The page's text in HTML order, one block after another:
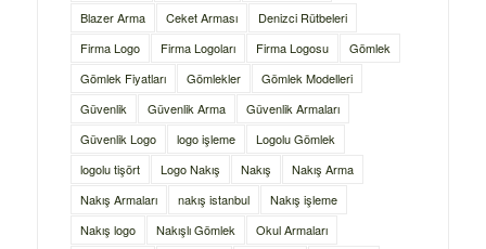
Blazer Arma
Ceket Arması
Denizci Rütbeleri
Firma Logo
Firma Logoları Firma Logosu
Gömlek
Gömlek Fiyatları
Gömlekler
Gömlek Modelleri
Güvenlik
Güvenlik Arma
Güvenlik Armaları
Güvenlik Logo
logo işleme
Logolu Gömlek
logolu tişört
Logo Nakış Nakış
Nakış Arma
Nakış Armaları
nakış istanbul
Nakış işleme
Nakış logo
Nakışlı Gömlek
Okul Armaları